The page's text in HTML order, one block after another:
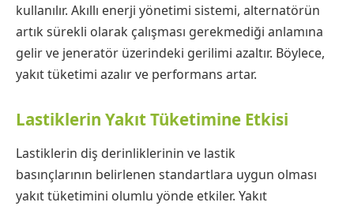
kullanılır. Akıllı enerji yönetimi sistemi, alternatörün
artık sürekli olarak çalışması gerekmediği anlamına
gelir ve jeneratör üzerindeki gerilimi azaltır. Böylece,
yakıt tüketimi azalır ve performans artar.
Lastiklerin Yakıt Tüketimine Etkisi
Lastiklerin diş derinliklerinin ve lastik
basınçlarının belirlenen standartlara uygun olması
yakıt tüketimini olumlu yönde etkiler. Yakıt